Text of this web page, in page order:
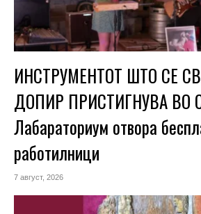
ИНСТРУМЕНТОТ ШТО СЕ
ДОПИР ПРИСТИГНУВА ВО
Лабараториум отвора
работилници
7 август, 2026